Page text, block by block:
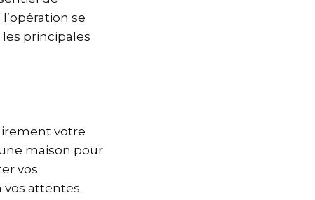
se
principales
votre
maison pour
vos
attentes.